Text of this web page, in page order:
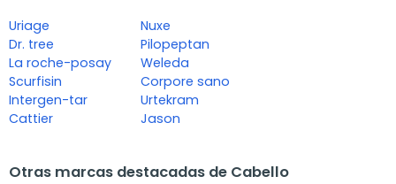
Uriage
Dr. tree
La roche-posay
Scurfisin
Intergen-tar
Cattier
Nuxe
Pilopeptan
Weleda
Corpore sano
Urtekram
Jason
Otras marcas destacadas de Cabello